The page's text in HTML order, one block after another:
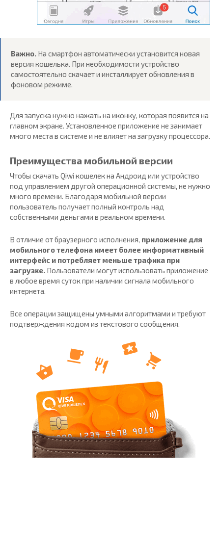
Важно. На смартфон автоматически установится новая
версия кошелька. При необходимости устройство
самостоятельно скачает и инсталлирует обновления в
фоновом режиме.
Для запуска нужно нажать на иконку, которая появится на
главном экране. Установленное приложение не занимает
много места в системе и не влияет на загрузку процессора.
Преимущества мобильной версии
Чтобы скачать Qiwi кошелек на Андроид или устройство
под управлением другой операционной системы, не нужно
много времени. Благодаря мобильной версии
пользователь получает полный контроль над
собственными деньгами в реальном времени.
В отличие от браузерного исполнения, приложение для
мобильного телефона имеет более информативный
интерфейс и потребляет меньше трафика при
загрузке. Пользователи могут использовать приложение
в любое время суток при наличии сигнала мобильного
интернета.
Все операции защищены умными алгоритмами и требуют
подтверждения кодом из текстового сообщения.